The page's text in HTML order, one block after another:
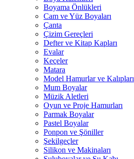
Boyama Önlükleri
Cam ve Yüz Boyaları
Çanta
Çizim Gereçleri
Defter ve Kitap Kapları
Evalar
Keçeler
Matara
Model Hamurlar ve Kalıpları
Mum Boyalar
Müzik Aletleri
Oyun ve Proje Hamurları
Parmak Boyalar
Pastel Boyalar
Ponpon ve Şöniller
Şekilgeçler
Silikon ve Makinaları